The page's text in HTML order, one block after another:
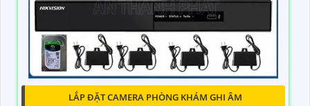
LẮP ĐẶT CAMERA PHÒNG KHÁM GHI ÂM